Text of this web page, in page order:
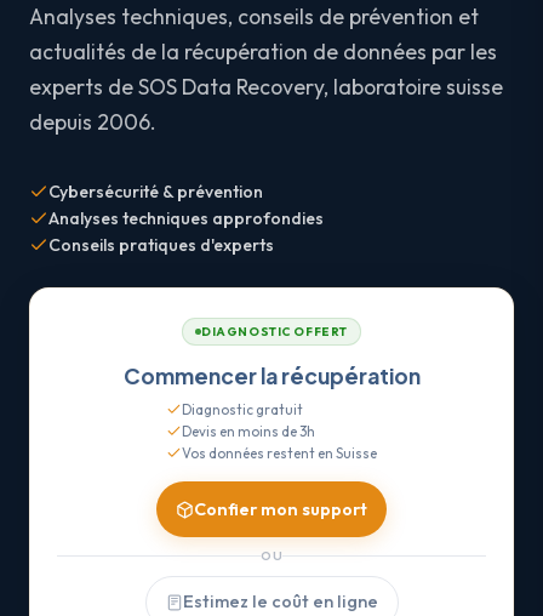
Analyses techniques, conseils de prévention et
actualités de la récupération de données par les
experts de SOS Data Recovery, laboratoire suisse
depuis 2006.
Cybersécurité & prévention
Analyses techniques approfondies
Conseils pratiques d'experts
DIAGNOSTIC OFFERT
Commencer la récupération
Diagnostic gratuit
Devis en moins de 3h
Vos données restent en Suisse
Confier mon support
OU
Estimez le coût en ligne